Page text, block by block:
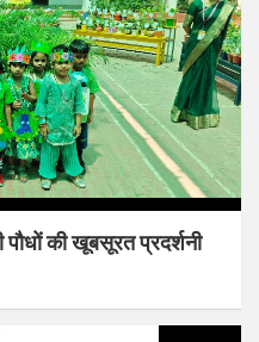
पौधों की खूबसूरत प्रदर्शनी